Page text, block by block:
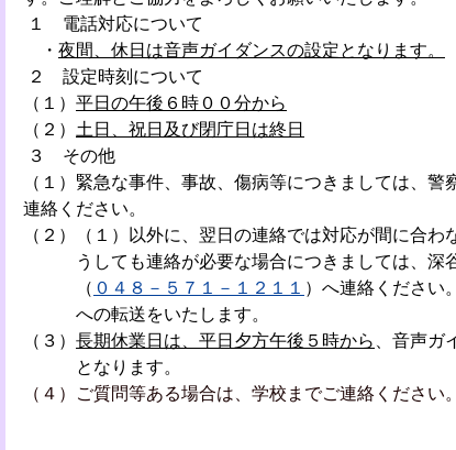
１ 電話対応について
・ 夜間、休日は音声ガイダンスの設定となります。
２ 設定時刻について
（１） 平日の午後６時００分から
（２） 土日、祝日及び閉庁日は終日
３
その他
（１）緊急な事件、事故、傷病等につきましては、警
連絡ください。
（２）（１）以外に、翌日の連絡では対応が間に合わ
うしても連絡が必要な場合につきましては、深
（ ０４８－５７１－１２１１ ）へ連絡ください
への転送をいたします。
（３） 長期休業日は、平日夕方午後 ５時から
、音声ガ
となります。
（４）ご質問等ある場合は、学校までご連絡ください。